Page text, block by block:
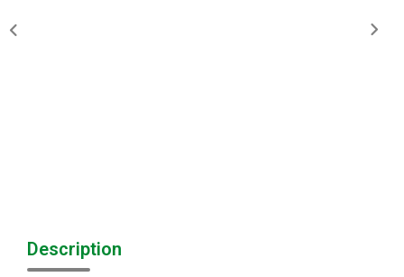
Extranet Vendeur/acquéreur
Description